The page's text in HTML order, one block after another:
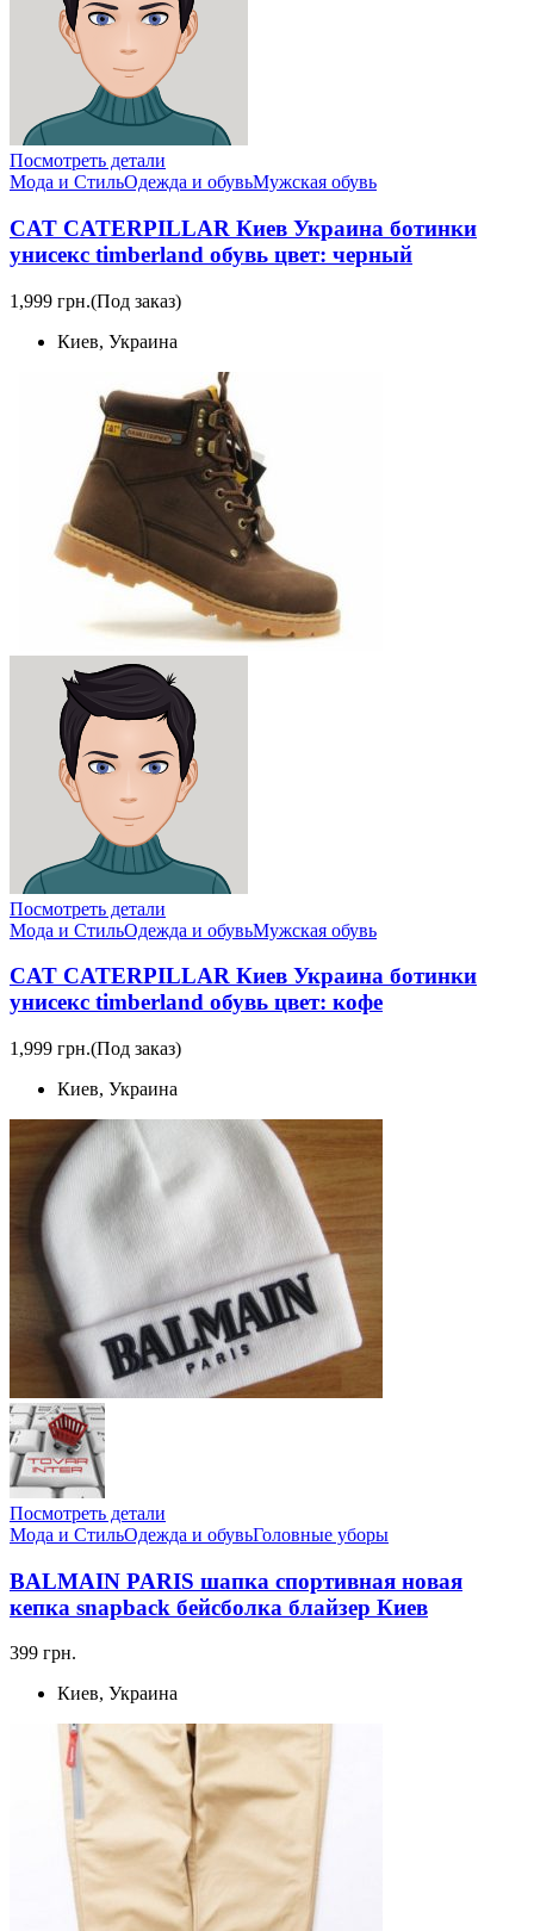
Посмотреть детали
Мода и СтильОдежда и обувьМужская обувь
CAT CATERPILLAR Киев Украина ботинки
унисекс timberland обувь цвет: черный
1,999 грн.(Под заказ)
Киев, Украина
Посмотреть детали
Мода и СтильОдежда и обувьМужская обувь
CAT CATERPILLAR Киев Украина ботинки
унисекс timberland обувь цвет: кофе
1,999 грн.(Под заказ)
Киев, Украина
Посмотреть детали
Мода и СтильОдежда и обувьГоловные уборы
BALMAIN PARIS шапка спортивная новая
кепка snapback бейсболка блайзер Киев
399 грн.
Киев, Украина